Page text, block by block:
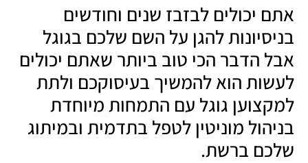
אתם יכולים לבזבז שנים וחודשים
בניסיונות להגן על השם שלכם בגוגל
אבל הדבר הכי טוב ביותר שאתם יכולים
לעשות הוא להמשיך בעיסוקכם ולתת
למקצוען גוגל עם התמחות מיוחדת
בניהול מוניטין לטפל בתדמית ובמיתוג
שלכם ברשת.